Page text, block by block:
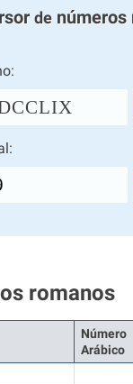
de números
romanos
Número
Arábico